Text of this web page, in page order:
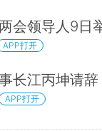
会领导人9日
APP打开
长江丙坤请辞
APP打开